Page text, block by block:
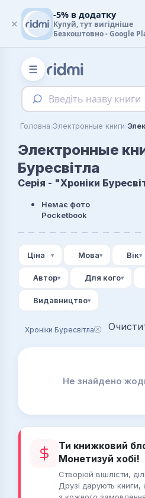
☰
Введіть назву книги
Головна›Электронные книги›
Электронные
Буресвітла
Серія - "Хроніки
Немає фото
Pocketbook
Ціна Мова Вік
Автор Для кого
Видавництво
Хроніки Буресвітла
Не знайдено
Ти книжковий
Монетизуй хобі!
Створюй вішлісти,
Друзі дарують
×
-5% в додатку
Купуй, тут вигідніше
Безкоштовно - Google